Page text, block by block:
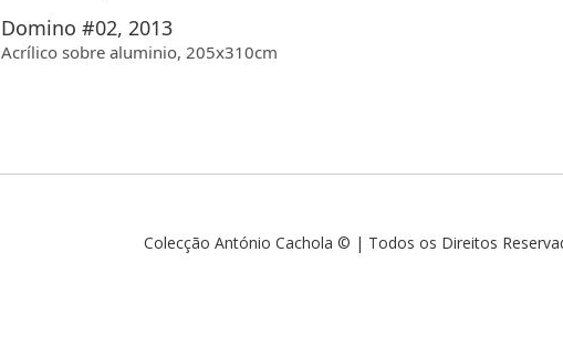
Domino #02, 2013
Acrílico sobre aluminio, 205x310cm
Colecção António Cachola © | Todos os Direitos